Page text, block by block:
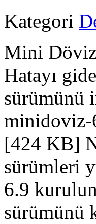
Kategori
Mini
Hatayı
minidoviz-
[424 KB]
sürümleri
6.9
sürümünü